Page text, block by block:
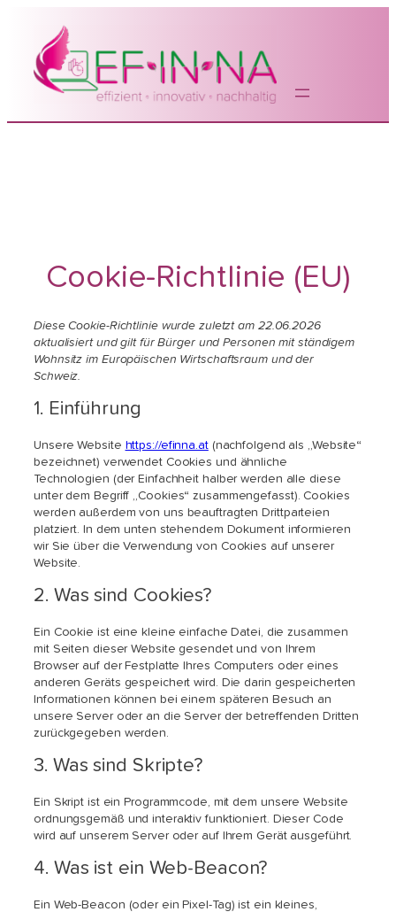
Cookie-Richtlinie (EU)
Diese Cookie-Richtlinie wurde zuletzt am 22.06.2026
aktualisiert und gilt für Bürger und Personen mit ständigem
Wohnsitz im Europäischen Wirtschaftsraum und der
Schweiz.
1. Einführung
Unsere Website https://efinna.at(nachfolgend als „Website“
bezeichnet) verwendet Cookies und ähnliche
Technologien (der Einfachheit halber werden alle diese
unter dem Begriff „Cookies“ zusammengefasst). Cookies
werden außerdem von uns beauftragten Drittparteien
platziert. In dem unten stehendem Dokument informieren
wir Sie über die Verwendung von Cookies auf unserer
Website.
2. Was sind Cookies?
Ein Cookie ist eine kleine einfache Datei, die zusammen
mit Seiten dieser Website gesendet und von Ihrem
Browser auf der Festplatte Ihres Computers oder eines
anderen Geräts gespeichert wird. Die darin gespeicherten
Informationen können bei einem späteren Besuch an
unsere Server oder an die Server der betreffenden Dritten
zurückgegeben werden.
3. Was sind Skripte?
Ein Skript ist ein Programmcode, mit dem unsere Website
ordnungsgemäß und interaktiv funktioniert. Dieser Code
wird auf unserem Server oder auf Ihrem Gerät ausgeführt.
4. Was ist ein Web-Beacon?
Ein Web-Beacon (oder ein Pixel-Tag) ist ein kleines,